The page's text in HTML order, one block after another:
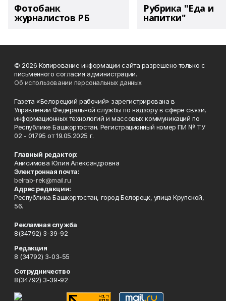
Фотобанк
журналистов РБ
Рубрика "Еда и
напитки"
© 2026 Копирование информации сайта разрешено только с
письменного согласия администрации.
Об использовании персональных данных
Газета «Белорецкий рабочий» зарегистрирована в
Управлении Федеральной службы по надзору в сфере связи,
информационных технологий и массовых коммуникаций по
Республике Башкортостан. Регистрационный номер ПИ № ТУ
02 - 01795 от 19.05.2025 г.
Главный редактор:
Анисимова Юлия Александровна
Электронная почта:
belrab-rek@mail.ru
Адрес редакции:
Республика Башкортостан, город Белорецк, улица Крупской,
56.
Рекламная служба
8(34792) 3-39-92
Редакция
8 (34792) 3-03-55
Сотрудничество
8(34792) 3-39-92